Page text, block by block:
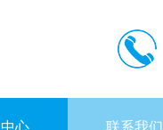
心 联系我们